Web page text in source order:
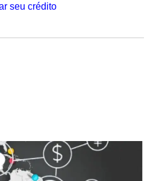
seu crédito